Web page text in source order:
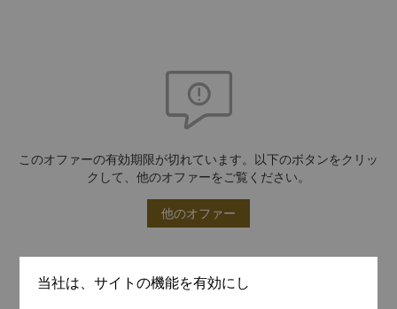
このオファーの有効期限が切れています。以下のボタンをクリッ
クして、他のオファーをご覧ください。
他のオファー
当社は、サイトの機能を有効にし